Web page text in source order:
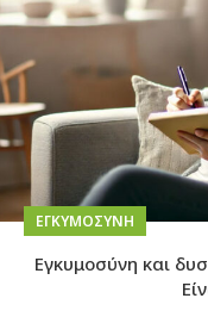
EΓΚΥΜΟΣΎΝΗ
Εγκυμοσύνη και